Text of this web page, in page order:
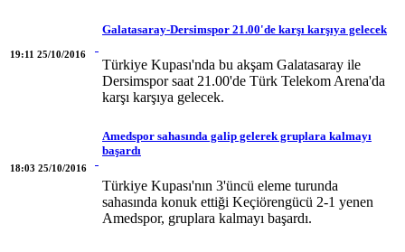
19:11 25/10/2016
Galatasaray-Dersimspor 21.00'de karşı karşıya gelecek
Türkiye Kupası'nda bu akşam Galatasaray ile
Dersimspor saat 21.00'de Türk Telekom Arena'da
karşı karşıya gelecek.
18:03 25/10/2016
Amedspor sahasında galip gelerek gruplara kalmayı
başardı
Türkiye Kupası'nın 3'üncü eleme turunda
sahasında konuk ettiği Keçiörengücü 2-1 yenen
Amedspor, gruplara kalmayı başardı.